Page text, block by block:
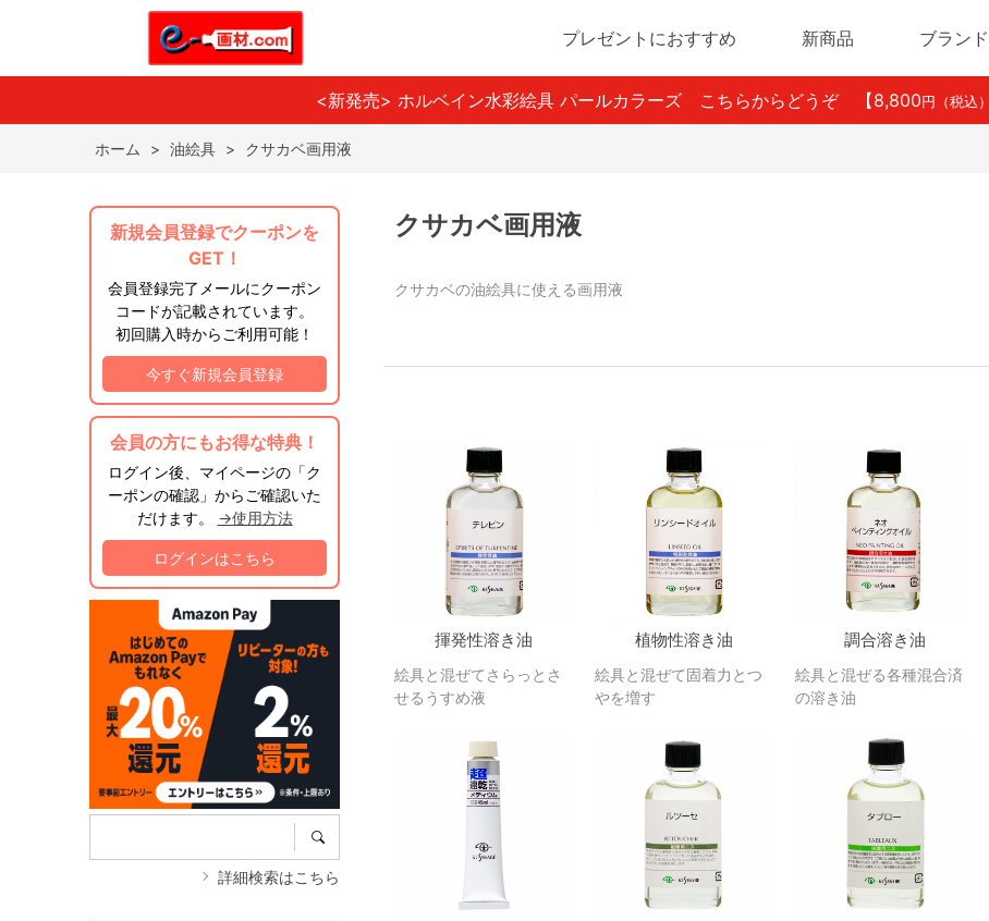
プレゼントにおすすめ 新商品 ブランド
<新発売> ホルベイン水彩絵具 パールカラーズ こちらからどうぞ 【8,800 円（税込）
ホーム > 油絵具 > クサカベ画用液
新規会員登録でクーポンを
GET！
会員登録完了メールにクーポン
コードが記載されています。
初回購入時からご利用可能！
今すぐ新規会員登録
会員の方にもお得な特典！
ログイン後、マイページの「ク
ーポンの確認」からご確認いた
だけます。 →使用方法
ログインはこちら
詳細検索はこちら
クサカベ画用液
クサカベの油絵具に使える画用液
揮発性溶き油
絵具と混ぜてさらっとさ
せるうすめ液
植物性溶き油
絵具と混ぜて固着力とつ
やを増す
調合溶き油
絵具と混ぜる各種混合済
の溶き油